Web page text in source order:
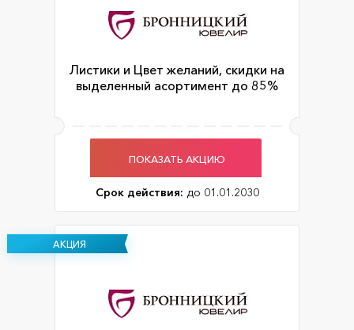
Листики и Цвет желаний, скидки на
выделенный асортимент до 85%
ПОКАЗАТЬ АКЦИЮ
Срок действия: до 01.01.2030
АКЦИЯ